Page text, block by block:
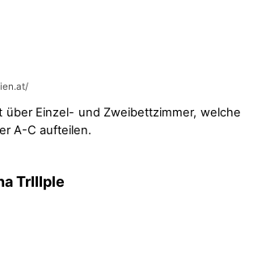
über Einzel- und Zweibettzimmer, welche
A-C aufteilen.
TrIIIple